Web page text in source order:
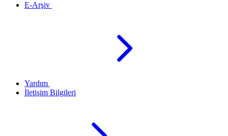
E-Arşiv
Yardım
İletişim Bilgileri